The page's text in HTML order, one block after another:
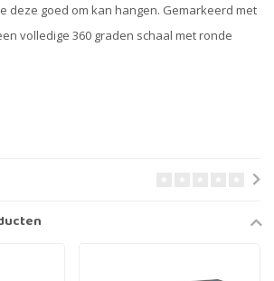
deze goed om kan hangen. Gemarkeerd met
volledige 360 graden schaal met ronde